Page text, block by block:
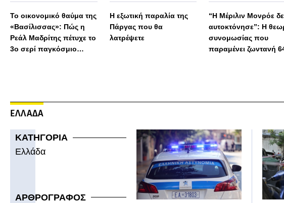
Το οικονομικό θαύμα της
«Βασίλισσας»: Πώς η
Ρεάλ Μαδρίτης πέτυχε το
3ο σερί παγκόσμιο
Η εξωτική παραλία της
Πάργας που θα
λατρέψετε
“Η Μέριλιν Μονρόε
αυτοκτόνησε”: Η
συνομωσίας που
παραμένει ζωντανή
ΕΛΛΑΔΑ
ΚΑΤΗΓΟΡΙΑ
Ελλάδα
ΑΡΘΡΟΓΡΑΦΟΣ